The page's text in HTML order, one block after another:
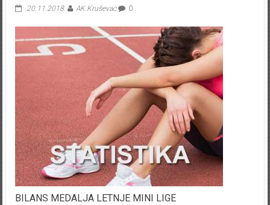
20.11.2018. AK Kruševac 0
BILANS MEDALJA LETNJE MINI LIGE